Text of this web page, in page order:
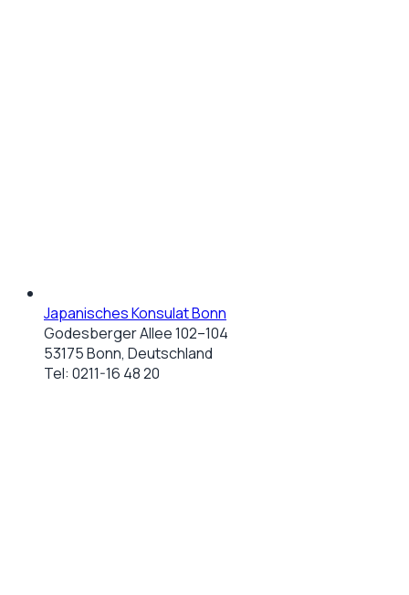
Japanisches Konsulat Bonn
Godesberger Allee 102–104
53175 Bonn, Deutschland
Tel: 0211-16 48 20